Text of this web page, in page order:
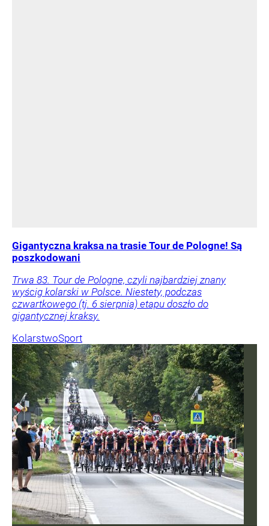
Gigantyczna kraksa na trasie Tour de Pologne! Są
poszkodowani
Trwa 83. Tour de Pologne, czyli najbardziej znany
wyścig kolarski w Polsce. Niestety, podczas
czwartkowego (tj. 6 sierpnia) etapu doszło do
gigantycznej kraksy.
KolarstwoSport